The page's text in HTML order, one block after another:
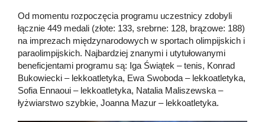
Od momentu rozpoczęcia programu uczestnicy zdobyli
łącznie 449 medali (złote: 133, srebrne: 128, brązowe: 188)
na imprezach międzynarodowych w sportach olimpijskich i
paraolimpijskich. Najbardziej znanymi i utytułowanymi
beneficjentami programu są: Iga Świątek – tenis, Konrad
Bukowiecki – lekkoatletyka, Ewa Swoboda – lekkoatletyka,
Sofia Ennaoui – lekkoatletyka, Natalia Maliszewska –
łyżwiarstwo szybkie, Joanna Mazur – lekkoatletyka.